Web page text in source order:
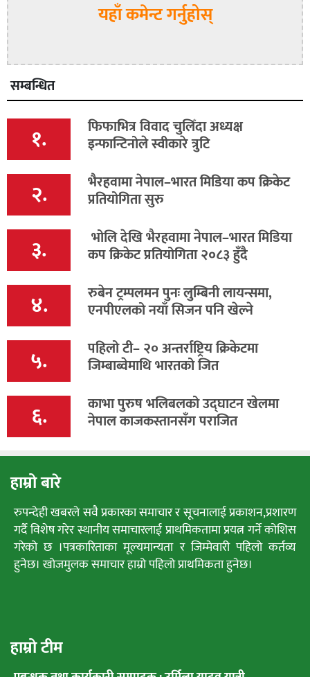
यहाँ कमेन्ट गर्नुहोस्
सम्बन्धित
१. फिफाभित्र विवाद चुलिँदा अध्यक्ष
इन्फान्टिनोले स्वीकारे त्रुटि
२. भैरहवामा नेपाल–भारत मिडिया कप क्रिकेट
प्रतियोगिता सुरु
३. भोलि देखि भैरहवामा नेपाल–भारत मिडिया
कप क्रिकेट प्रतियोगिता २०८३ हुँदै
४. रुबेन ट्रम्पलमन पुनः लुम्बिनी लायन्समा,
एनपीएलको नयाँ सिजन पनि खेल्ने
५. पहिलो टी– २० अन्तर्राष्ट्रिय क्रिकेटमा
जिम्बाब्वेमाथि भारतको जित
६. काभा पुरुष भलिबलको उद्घाटन खेलमा
नेपाल काजकस्तानसँग पराजित
हाम्रो बारे
रुपन्देही खबरले सवै प्रकारका समाचार र सूचनालाई प्रकाशन,प्रशारण
गर्दै विशेष गरेर स्थानीय समाचारलाई प्राथमिकतामा प्रयत्न गर्ने कोशिस
गरेको छ ।पत्रकारिताका मूल्यमान्यता र जिम्मेवारी पहिलो कर्तव्य
हुनेछ। खोजमुलक समाचार हाम्रो पहिलो प्राथमिकता हुनेछ।
हाम्रो टीम